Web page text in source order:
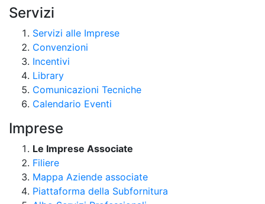
Servizi
Servizi alle Imprese
Convenzioni
Incentivi
Library
Comunicazioni Tecniche
Calendario Eventi
Imprese
Le Imprese Associate
Filiere
Mappa Aziende associate
Piattaforma della Subfornitura